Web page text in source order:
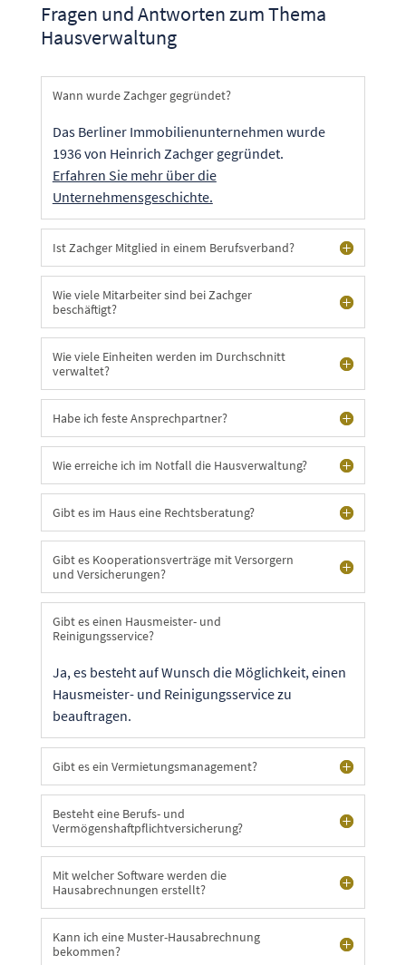
Fragen und Antworten zum Thema
Hausverwaltung
Wann wurde Zachger gegründet?
Das Berliner Immobilienunternehmen wurde
1936 von Heinrich Zachger gegründet.
Erfahren Sie mehr über die
Unternehmensgeschichte.
Ist Zachger Mitglied in einem Berufsverband?
Wie viele Mitarbeiter sind bei Zachger
beschäftigt?
Wie viele Einheiten werden im Durchschnitt
verwaltet?
Habe ich feste Ansprechpartner?
Wie erreiche ich im Notfall die Hausverwaltung?
Gibt es im Haus eine Rechtsberatung?
Gibt es Kooperationsverträge mit Versorgern
und Versicherungen?
Gibt es einen Hausmeister- und
Reinigungsservice?
Ja, es besteht auf Wunsch die Möglichkeit, einen
Hausmeister- und Reinigungsservice zu
beauftragen.
Gibt es ein Vermietungsmanagement?
Besteht eine Berufs- und
Vermögenshaftpflichtversicherung?
Mit welcher Software werden die
Hausabrechnungen erstellt?
Kann ich eine Muster-Hausabrechnung
bekommen?